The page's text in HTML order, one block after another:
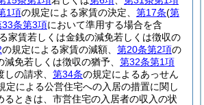
1項の規定による家賃の決定、 第17条(第
33条第3項において準用する場合を含
家賃若しくは金銭の減免若しくは徴収の
の規定による家賃の減額、 第20条第2項の
免若しくは徴収の猶予、 第32条第1項
の請求、 第34条の規定によるあっせん
定による公営住宅への入居の措置に関し
るときは、市営住宅の入居者の収入の状